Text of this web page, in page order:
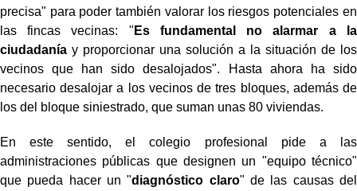
precisa" para poder también valorar los riesgos potenciales en
las fincas vecinas: " Es fundamental no alarmar a la
ciudadanía y proporcionar una solución a la situación de los
vecinos que han sido desalojados". Hasta ahora ha sido
necesario desalojar a los vecinos de tres bloques, además de
los del bloque siniestrado, que suman unas 80 viviendas.
En este sentido, el colegio profesional pide a las
administraciones públicas que designen un "equipo técnico"
que pueda hacer un "diagnóstico claro" de las causas del